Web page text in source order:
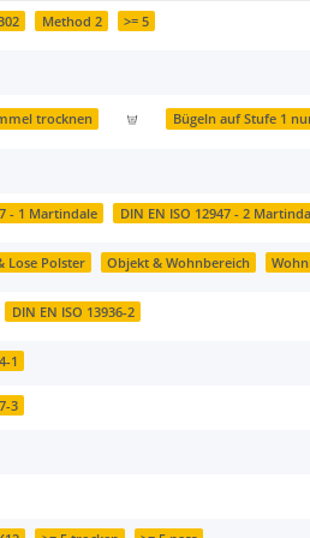
Method 2 >= 5
trocknen Bügeln auf Stufe 1
- 1 Martindale DIN EN ISO 12947 - 2
Lose Polster Objekt & Wohnbereich
DIN EN ISO 13936-2
1
3